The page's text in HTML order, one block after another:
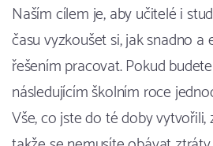
Naším cílem je, aby učitelé i
času vyzkoušet si, jak snadno a
řešením pracovat. Pokud
následujícím školním roce
Vše, co jste do té doby